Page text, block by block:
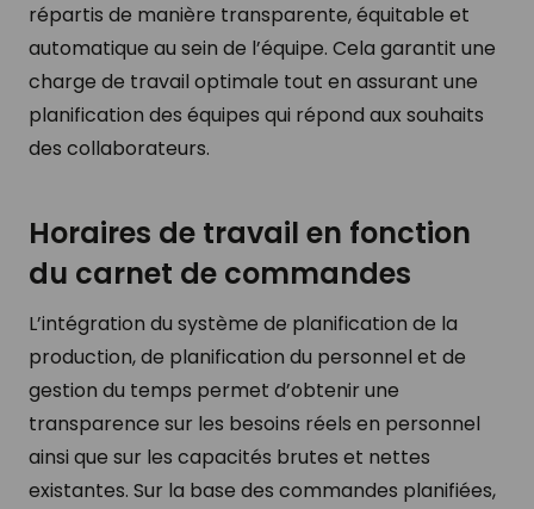
répartis de manière transparente, équitable et
automatique au sein de l’équipe. Cela garantit une
charge de travail optimale tout en assurant une
planification des équipes qui répond aux souhaits
des collaborateurs.
Horaires de travail en fonction
du carnet de commandes
L’intégration du système de planification de la
production, de planification du personnel et de
gestion du temps permet d’obtenir une
transparence sur les besoins réels en personnel
ainsi que sur les capacités brutes et nettes
existantes. Sur la base des commandes planifiées,